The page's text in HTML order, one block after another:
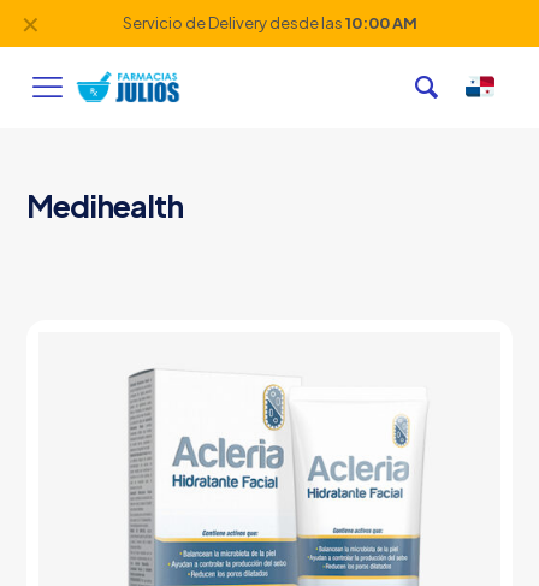
Servicio de Delivery desde las10:00 AM
✕
Medihealth